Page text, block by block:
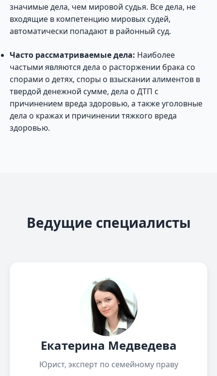
значимые дела, чем мировой судья. Все дела, не
входящие в компетенцию мировых судей,
автоматически попадают в районный суд.
Часто рассматриваемые дела: Наиболее
частыми являются дела о расторжении брака со
спорами о детях, споры о взыскании алиментов в
твердой денежной сумме, дела о ДТП с
причинением вреда здоровью, а также уголовные
дела о кражах и причинении тяжкого вреда
здоровью.
Ведущие специалисты
Екатерина Медведева
Юрист, эксперт по семейному праву